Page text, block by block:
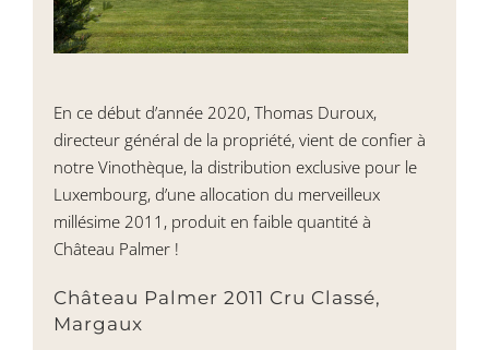
En ce début d’année 2020, Thomas Duroux,
directeur général de la propriété, vient de confier à
notre Vinothèque, la distribution exclusive pour le
Luxembourg, d’une allocation du merveilleux
millésime 2011, produit en faible quantité à
Château Palmer !
Château Palmer 2011 Cru Classé,
Margaux